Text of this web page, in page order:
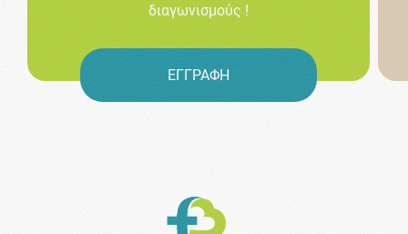
διαγωνισμούς !
ΕΓΓΡΑΦΗ